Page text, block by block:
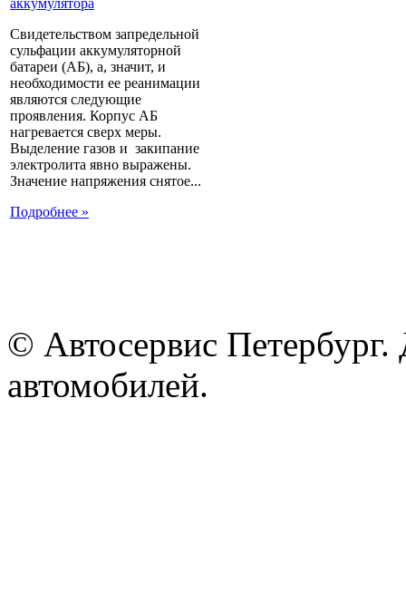
Свидетельством запредельной
сульфации аккумуляторной
батареи (АБ), а, значит, и
необходимости ее реанимации
являются следующие
проявления. Корпус АБ
нагревается сверх меры.
Выделение газов и закипание
электролита явно выражены.
Значение напряжения снятое...
Подробнее »
© Автосервис
автомобилей.